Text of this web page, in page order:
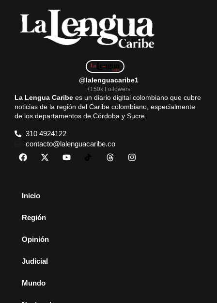
@lalenguacaribe1
+150k Followers
La Lengua Caribe es un diario digital colombiano que cubre
noticias de la región del Caribe colombiano, especialmente
de los departamentos de Córdoba y Sucre.
310 4924122
contacto@lalenguacaribe.co
Inicio
Región
Opinión
Judicial
Mundo